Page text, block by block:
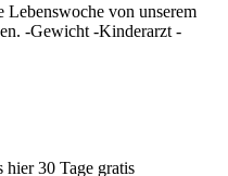
Lebenswoche von unserem
-Gewicht -Kinderarzt -
30 Tage gratis